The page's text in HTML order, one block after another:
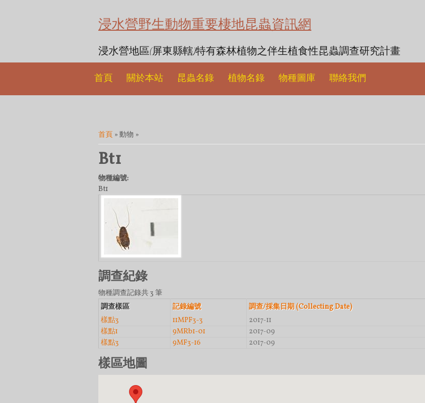
浸水營野生動物重要棲地昆蟲資訊網
浸水營地區(屏東縣轄)特有森林植物之伴生植食性昆蟲調查研究計畫
首頁 關於本站 昆蟲名錄 植物名錄 物種圖庫 聯絡我們
您在這裡
首頁 » 動物 »
Bt1
物種編號:
Bt1
調查紀錄
物種調查記錄共 3 筆
調查樣區
記錄編號
調查/採集日期 (Collecting Date)
樣點3
11MPF3-3
2017-11
樣點1
9MRb1-01
2017-09
樣點3
9MF3-16 2017-09
樣區地圖